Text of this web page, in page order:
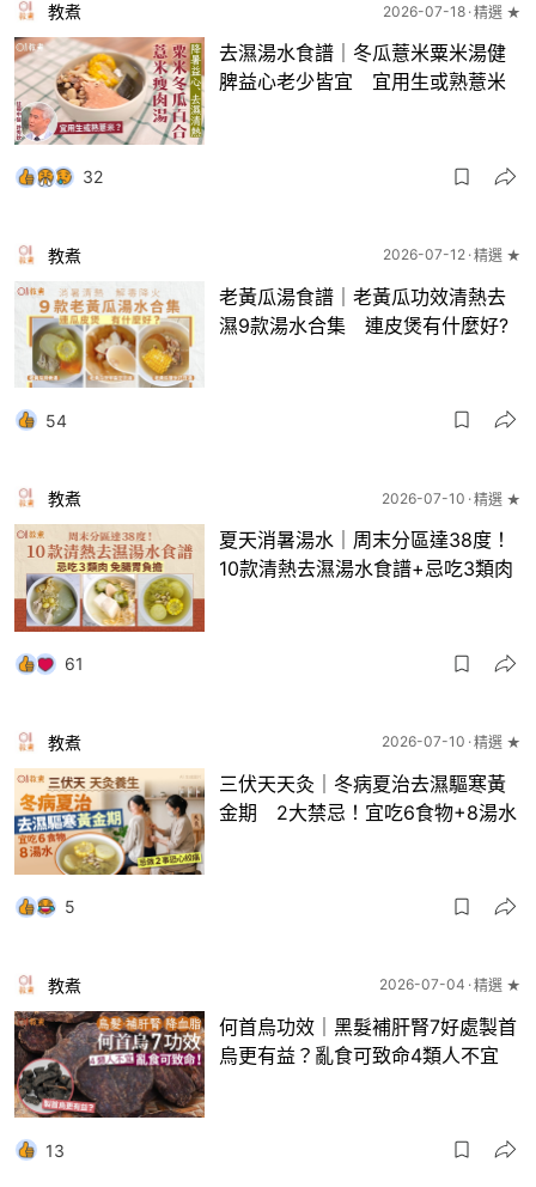
教煮 2026-07-18 精選 ★
去濕湯水食譜｜冬瓜薏米粟米湯健
脾益心老少皆宜 宜用生或熟薏米
32
教煮 2026-07-12 精選 ★
老黃瓜湯食譜｜老黃瓜功效清熱去
濕9款湯水合集 連皮煲有什麼好?
54
教煮 2026-07-10 精選 ★
夏天消暑湯水｜周末分區達38度！
10款清熱去濕湯水食譜+忌吃3類肉
61
教煮 2026-07-10 精選 ★
三伏天天灸｜冬病夏治去濕驅寒黃
金期 2大禁忌！宜吃6食物+8湯水
5
教煮 2026-07-04 精選 ★
何首烏功效｜黑髮補肝腎7好處製首
烏更有益？亂食可致命4類人不宜
13